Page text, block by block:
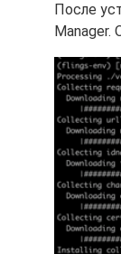
После
Manager.